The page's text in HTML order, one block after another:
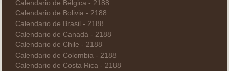
Calendario de Bélgica - 2188
Calendario de Bolivia - 2188
Calendario de Brasil - 2188
Calendario de Canadá - 2188
Calendario de Chile - 2188
Calendario de Colombia - 2188
Calendario de Costa Rica - 2188